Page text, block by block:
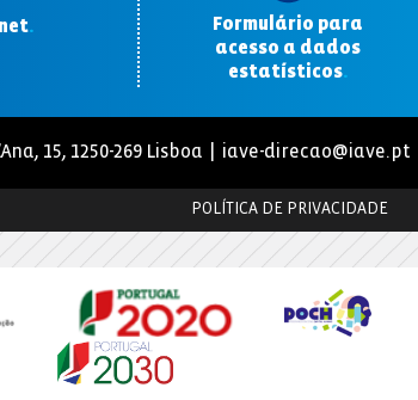
.
Formulário para
acesso a dados
estatísticos.
15, 1250-269 Lisboa | iave-direcao@iave.pt
POLÍTICA DE PRIVACIDADE